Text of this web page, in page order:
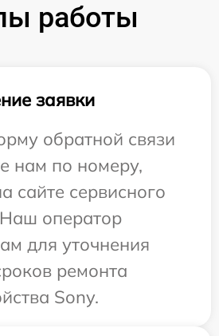
работы
заявки
обратной связи
нам по номеру,
сайте сервисного
оператор
для уточнения
ремонта
Sony.